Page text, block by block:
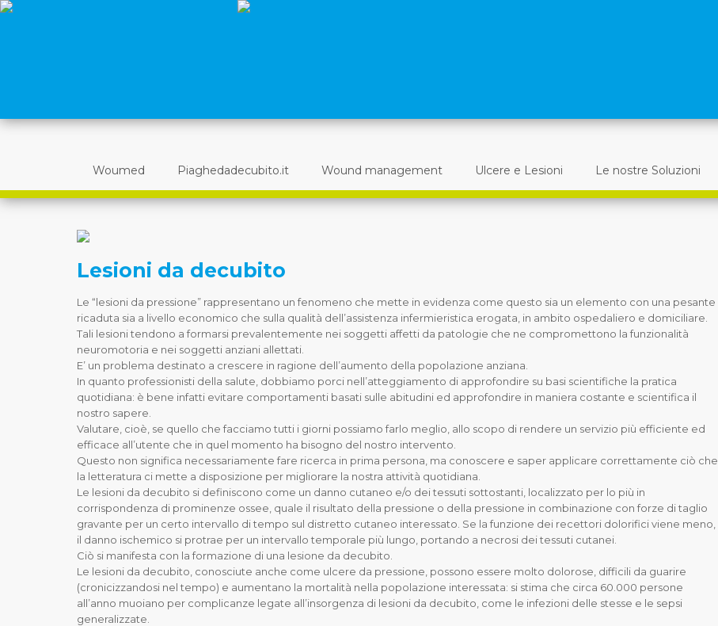
Woumed Piaghedadecubito.it Wound management Ulcere e Lesioni Le nostre Soluzioni
Lesioni da decubito
Le “lesioni da pressione” rappresentano un fenomeno che mette in evidenza come questo sia un elemento con una pesante
ricaduta sia a livello economico che sulla qualità dell’assistenza infermieristica erogata, in ambito ospedaliero e domiciliare.
Tali lesioni tendono a formarsi prevalentemente nei soggetti affetti da patologie che ne compromettono la funzionalità
neuromotoria e nei soggetti anziani allettati.
E’ un problema destinato a crescere in ragione dell’aumento della popolazione anziana.
In quanto professionisti della salute, dobbiamo porci nell’atteggiamento di approfondire su basi scientifiche la pratica
quotidiana: è bene infatti evitare comportamenti basati sulle abitudini ed approfondire in maniera costante e scientifica il
nostro sapere.
Valutare, cioè, se quello che facciamo tutti i giorni possiamo farlo meglio, allo scopo di rendere un servizio più efficiente ed
efficace all’utente che in quel momento ha bisogno del nostro intervento.
Questo non significa necessariamente fare ricerca in prima persona, ma conoscere e saper applicare correttamente ciò che
la letteratura ci mette a disposizione per migliorare la nostra attività quotidiana.
Le lesioni da decubito si definiscono come un danno cutaneo e/o dei tessuti sottostanti, localizzato per lo più in
corrispondenza di prominenze ossee, quale il risultato della pressione o della pressione in combinazione con forze di taglio
gravante per un certo intervallo di tempo sul distretto cutaneo interessato. Se la funzione dei recettori dolorifici viene meno,
il danno ischemico si protrae per un intervallo temporale più lungo, portando a necrosi dei tessuti cutanei.
Ciò si manifesta con la formazione di una lesione da decubito.
Le lesioni da decubito, conosciute anche come ulcere da pressione, possono essere molto dolorose, difficili da guarire
(cronicizzandosi nel tempo) e aumentano la mortalità nella popolazione interessata: si stima che circa 60.000 persone
all’anno muoiano per complicanze legate all’insorgenza di lesioni da decubito, come le infezioni delle stesse e le sepsi
generalizzate.